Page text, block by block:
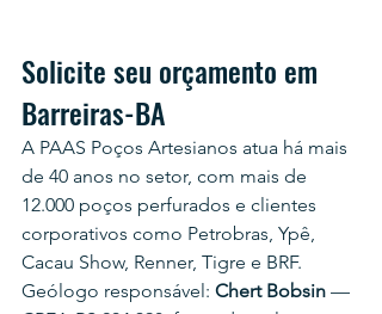
Solicite seu orçamento em
Barreiras-BA
A PAAS Poços Artesianos atua há mais
de 40 anos no setor, com mais de
12.000 poços perfurados e clientes
corporativos como Petrobras, Ypê,
Cacau Show, Renner, Tigre e BRF.
Geólogo responsável: Chert Bobsin —